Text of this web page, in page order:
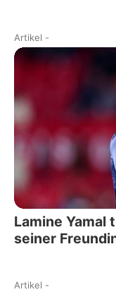
Artikel -
Lamine
seiner
Artikel -